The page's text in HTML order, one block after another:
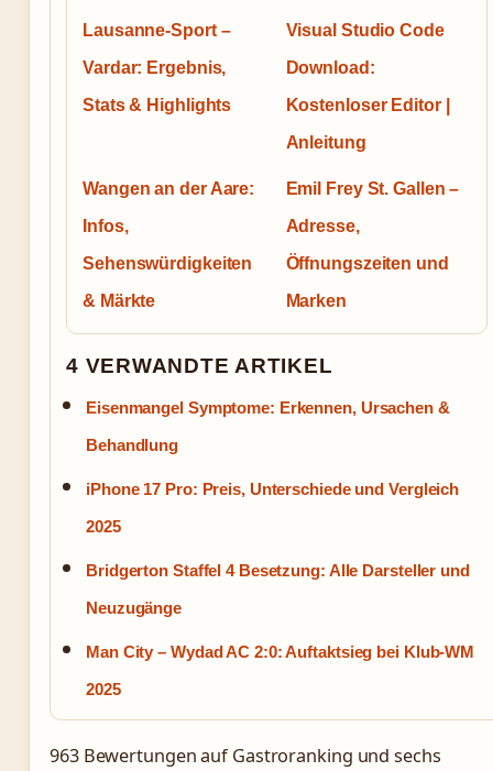
Lausanne-Sport –
Vardar: Ergebnis,
Stats & Highlights
Visual Studio Code
Download:
Kostenloser Editor |
Anleitung
Wangen an der Aare:
Infos,
Sehenswürdigkeiten
& Märkte
Emil Frey St. Gallen –
Adresse,
Öffnungszeiten und
Marken
4 VERWANDTE ARTIKEL
Eisenmangel Symptome: Erkennen, Ursachen &
Behandlung
iPhone 17 Pro: Preis, Unterschiede und Vergleich
2025
Bridgerton Staffel 4 Besetzung: Alle Darsteller und
Neuzugänge
Man City – Wydad AC 2:0: Auftaktsieg bei Klub-WM
2025
963 Bewertungen auf Gastroranking und sechs